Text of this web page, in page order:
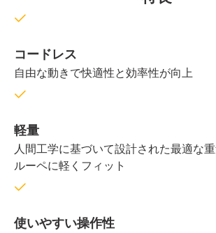
コードレス
自由な動きで快適性と効率性が向上
軽量
人間工学に基づいて設計された最適な重
ルーペに軽くフィット
使いやすい操作性